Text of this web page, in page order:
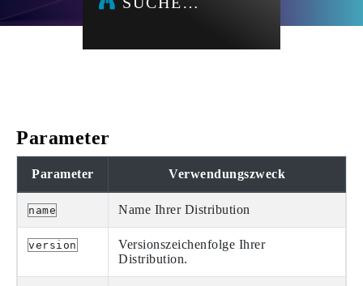
Parameter
Parameter Verwendungszweck
name Name Ihrer Distribution
version
Versionszeichenfolge Ihrer
Distribution.